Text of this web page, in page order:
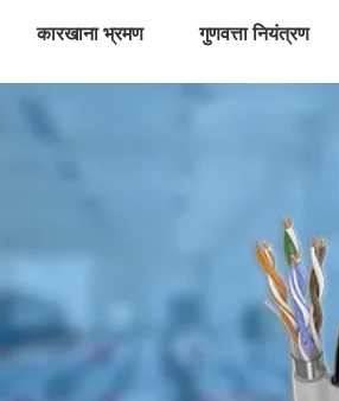
कारखाना भ्रमण गुणवत्ता नियंत्रण